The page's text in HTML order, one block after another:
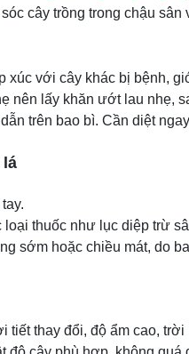
cây trồng trong chậu
xúc với cây khác bị bệnh,
nên lấy khăn ướt lau nhẹ,
trên bao bì. Cần diệt
lá
loại thuốc như lục diệp trừ
sớm hoặc chiều mát, do
tiết thay đổi, độ ẩm cao,